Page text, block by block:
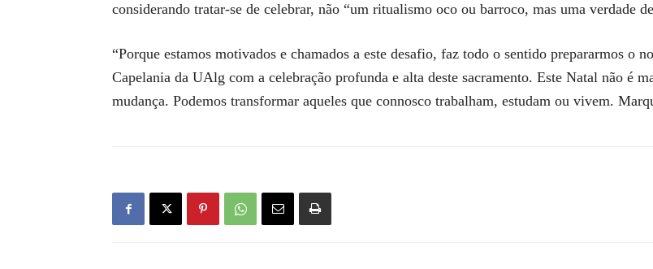
considerando tratar-se de celebrar, não “um ritualismo oco ou barroco, mas uma verdade
“Porque estamos motivados e chamados a este desafio, faz todo o sentido prepararmos o
Capelania da UAlg com a celebração profunda e alta deste sacramento. Este Natal não é
mudança. Podemos transformar aqueles que connosco trabalham, estudam ou vivem.